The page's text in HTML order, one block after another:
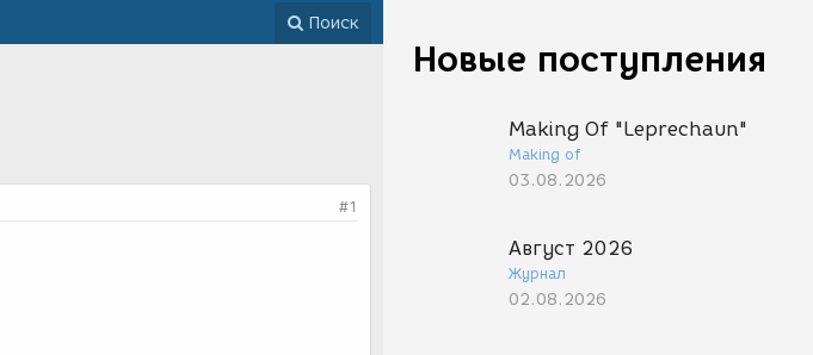
Новые поступления
Making Of "Leprechaun"
Making of
03.08.2026
Август 2026
Журнал
02.08.2026
Поиск
#1